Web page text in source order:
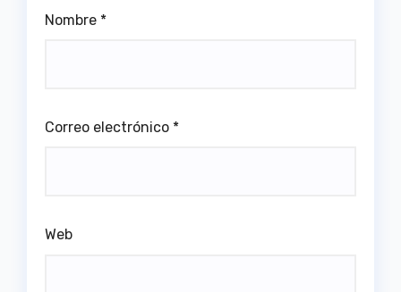
Nombre *
Correo electrónico *
Web